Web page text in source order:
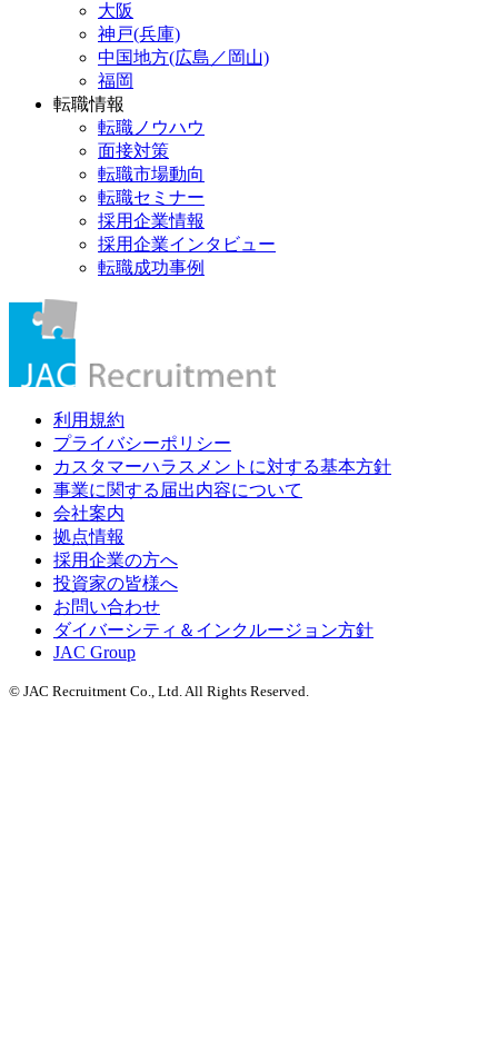
大阪
神戸(兵庫)
中国地方(広島／岡山)
福岡
転職情報
転職ノウハウ
面接対策
転職市場動向
転職セミナー
採用企業情報
採用企業インタビュー
転職成功事例
利用規約
プライバシーポリシー
カスタマーハラスメントに対する基本方針
事業に関する届出内容について
会社案内
拠点情報
採用企業の方へ
投資家の皆様へ
お問い合わせ
ダイバーシティ＆インクルージョン方針
JAC Group
© JAC Recruitment Co., Ltd. All Rights Reserved.